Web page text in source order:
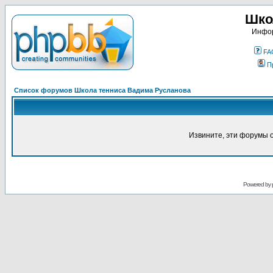
Список форумов Школа тенниса Вадима Русланова
Извините, эти форумы
Powered by